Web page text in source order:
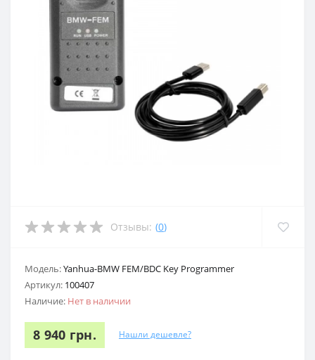
Отзывы: (0)
Модель:Yanhua-BMW FEM/BDC Key Programmer
Артикул: 100407
Наличие: Нет в наличии
8 940 грн. Нашли дешевле?